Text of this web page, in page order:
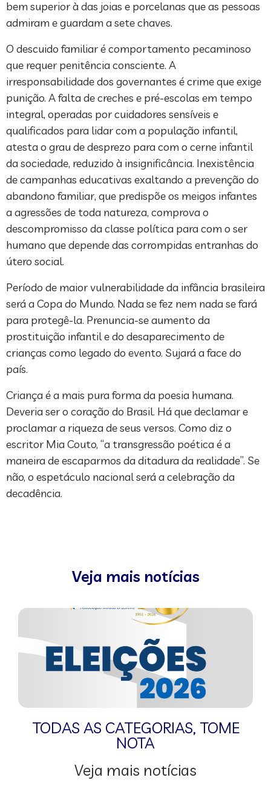
bem superior à das joias e porcelanas que as pessoas
admiram e guardam a sete chaves.
O descuido familiar é comportamento pecaminoso
que requer penitência consciente. A
irresponsabilidade dos governantes é crime que exige
punição. A falta de creches e pré-escolas em tempo
integral, operadas por cuidadores sensíveis e
qualificados para lidar com a população infantil,
atesta o grau de desprezo para com o cerne infantil
da sociedade, reduzido à insignificância. Inexistência
de campanhas educativas exaltando a prevenção do
abandono familiar, que predispõe os meigos infantes
a agressões de toda natureza, comprova o
descompromisso da classe política para com o ser
humano que depende das corrompidas entranhas do
útero social.
Período de maior vulnerabilidade da infância brasileira
será a Copa do Mundo. Nada se fez nem nada se fará
para protegê-la. Prenuncia-se aumento da
prostituição infantil e do desaparecimento de
crianças como legado do evento. Sujará a face do
país.
Criança é a mais pura forma da poesia humana.
Deveria ser o coração do Brasil. Há que declamar e
proclamar a riqueza de seus versos. Como diz o
escritor Mia Couto, “a transgressão poética é a
maneira de escaparmos da ditadura da realidade”. Se
não, o espetáculo nacional será a celebração da
decadência.
Veja mais notícias
TODAS AS CATEGORIAS, TOME
NOTA
Veja mais notícias